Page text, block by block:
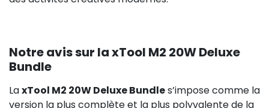
Notre avis sur la xTool M2 20W Deluxe
Bundle
LaxTool M2 20W Deluxe Bundles’impose comme la
version la plus complète et la plus polyvalente de la